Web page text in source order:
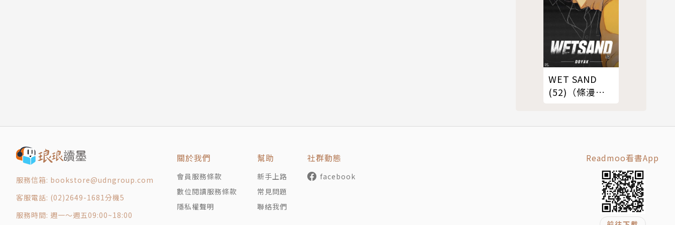
WET SAND
(52)（條漫
服務信箱: bookstore@udngroup.com
客服電話: (02)2649-1681分機5
服務時間: 週一～週五09:00~18:00
關於我們
會員服務條款
數位閱讀服務條款
隱私權聲明
幫助
新手上路
常見問題
聯絡我們
社群動態
facebook
Readmoo看書App